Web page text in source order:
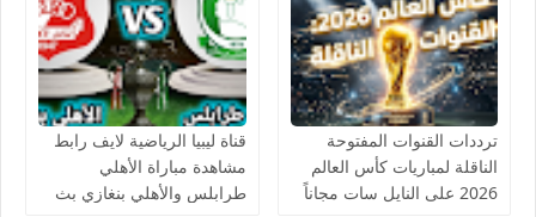
ترددات القنوات المفتوحة
الناقلة لمباريات كأس العالم
2026 على النايل سات مجاناً
قناة ليبيا الرياضية لايف رابط
مشاهدة مباراة الأهلي
طرابلس والأهلي بنغازي بث